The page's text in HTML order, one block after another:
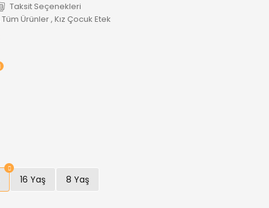
Taksit Seçenekleri
Tüm Ürünler, Kız Çocuk Etek
16 Yaş 8 Yaş